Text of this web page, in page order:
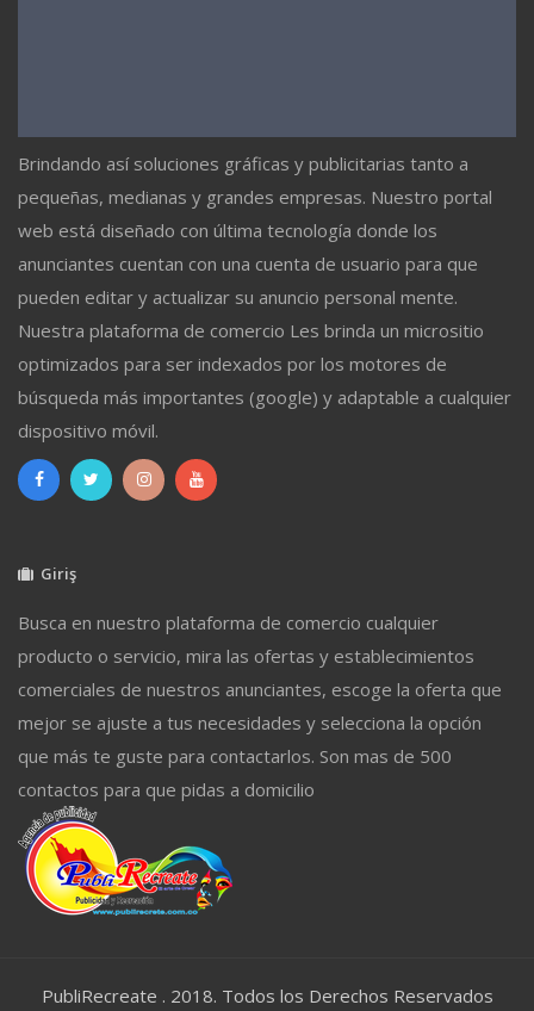
Brindando así soluciones gráficas y publicitarias tanto a
pequeñas, medianas y grandes empresas. Nuestro portal
web está diseñado con última tecnología donde los
anunciantes cuentan con una cuenta de usuario para que
pueden editar y actualizar su anuncio personal mente.
Nuestra plataforma de comercio Les brinda un micrositio
optimizados para ser indexados por los motores de
búsqueda más importantes (google) y adaptable a cualquier
dispositivo móvil.
Giriş
Busca en nuestro plataforma de comercio cualquier
producto o servicio, mira las ofertas y establecimientos
comerciales de nuestros anunciantes, escoge la oferta que
mejor se ajuste a tus necesidades y selecciona la opción
que más te guste para contactarlos. Son mas de 500
contactos para que pidas a domicilio
PubliRecreate . 2018. Todos los Derechos Reservados